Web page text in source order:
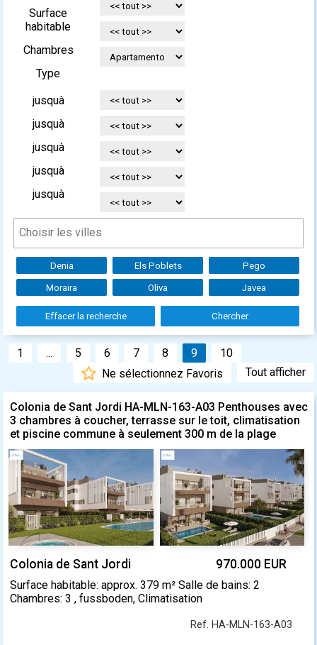
Surface
habitable
Chambres
Type
jusquà
jusquà
jusquà
jusquà
jusquà
Denia Els Poblets Pego
Moraira Oliva Javea
Effacer la recherche Chercher
1 ... 5 6 7 8 9
10
Tout afficher
Ne sélectionnez Favoris
Colonia de Sant Jordi HA-MLN-163-A03 Penthouses avec
3 chambres à coucher, terrasse sur le toit, climatisation
et piscine commune à seulement 300 m de la plage
Colonia de Sant Jordi 970.000 EUR
Surface habitable: approx. 379 m² Salle de bains: 2
Chambres: 3 , fussboden, Climatisation
Ref. HA-MLN-163-A03